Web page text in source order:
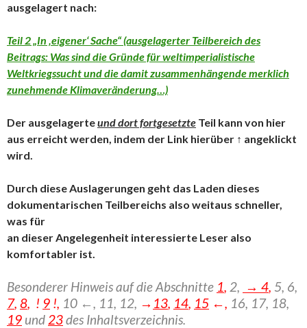
ausgelagert nach:
Teil 2 „In ‚eigener‘ Sache“ (ausgelagerter Teilbereich des
Beitrags: Was sind die Gründe für weltimperialistische
Weltkriegssucht und die damit zusammenhängende merklich
zunehmende Klimaveränderung…)
Der ausgelagerteund dort fortgesetzte Teil kann von hier
aus erreicht werden, indem der Link hierüber ↑ angeklickt
wird.
Durch diese Auslagerungen geht das Laden dieses
dokumentarischen Teilbereichs also weitaus schneller,
was für
an dieser Angelegenheit interessierte Leser also
komfortabler ist.
Besonderer Hinweis auf die Abschnitte 1, 2, → 4, 5, 6,
7, 8, ! 9 !, 10 ←, 11, 12, → 13, 14, 15 ←, 16, 17, 18,
19 und 23des Inhaltsverzeichnis.